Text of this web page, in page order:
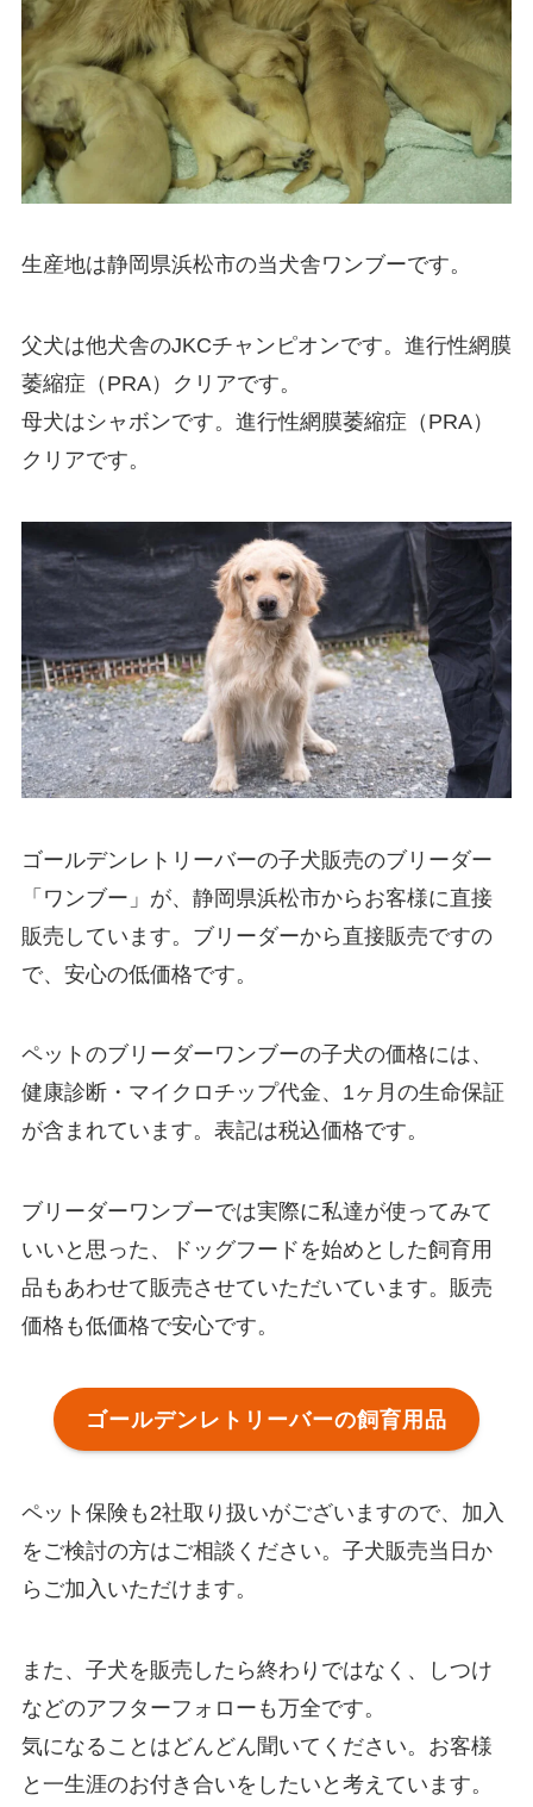
生産地は静岡県浜松市の当犬舎ワンブーです。
父犬は他犬舎のJKCチャンピオンです。進行性網膜
萎縮症（PRA）クリアです。
母犬はシャボンです。進行性網膜萎縮症（PRA）
クリアです。
ゴールデンレトリーバーの子犬販売のブリーダー
「ワンブー」が、静岡県浜松市からお客様に直接
販売しています。ブリーダーから直接販売ですの
で、安心の低価格です。
ペットのブリーダーワンブーの子犬の価格には、
健康診断・マイクロチップ代金、1ヶ月の生命保証
が含まれています。表記は税込価格です。
ブリーダーワンブーでは実際に私達が使ってみて
いいと思った、ドッグフードを始めとした飼育用
品もあわせて販売させていただいています。販売
価格も低価格で安心です。
ゴールデンレトリーバーの飼育用品
ペット保険も2社取り扱いがございますので、加入
をご検討の方はご相談ください。子犬販売当日か
らご加入いただけます。
また、子犬を販売したら終わりではなく、しつけ
などのアフターフォローも万全です。
気になることはどんどん聞いてください。お客様
と一生涯のお付き合いをしたいと考えています。